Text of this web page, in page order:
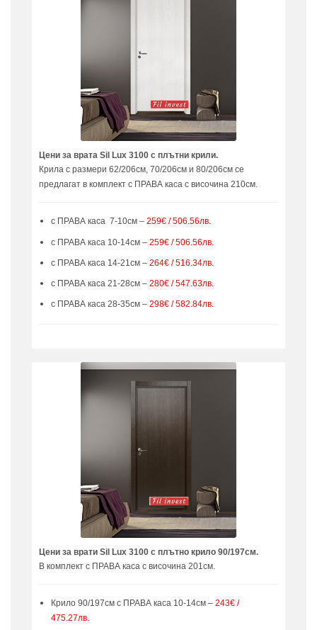
Цени за врата Sil Lux 3100 с плътни крили.
Крила с размери 62/206см, 70/206см и 80/206см се
предлагат в комплект с ПРАВА каса с височина 210см.
с ПРАВА каса 7-10см –259€ / 506.56лв.
с ПРАВА каса 10-14см –259€ / 506.56лв.
с ПРАВА каса 14-21см –264€ / 516.34лв.
с ПРАВА каса 21-28см –280€ / 547.63лв.
с ПРАВА каса 28-35см –298€ / 582.84лв.
Цени за врати Sil Lux 3100 с плътно крило 90/197см.
В комплект с ПРАВА каса с височина 201см.
Крило 90/197см с ПРАВА каса 10-14см –243€ /
475.27лв.